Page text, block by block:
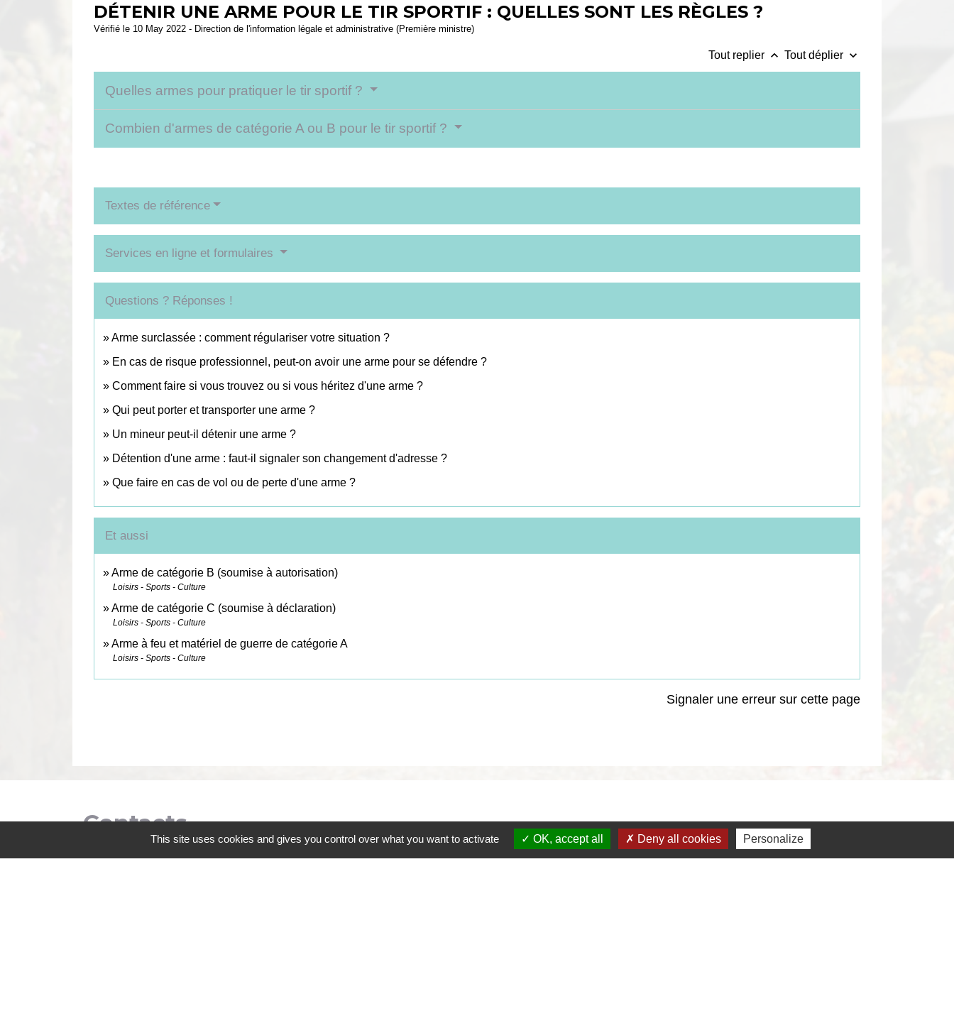
DÉTENIR UNE ARME POUR LE TIR SPORTIF : QUELLES SONT LES RÈGLES ?
Vérifié le 10 May 2022 - Direction de l'information légale et administrative (Première ministre)
Tout replier keyboard_arrow_up Tout déplier keyboard_arrow_down
Quelles armes pour pratiquer le tir sportif ?
Combien d'armes de catégorie A ou B pour le tir sportif ?
Textes de référence
Services en ligne et formulaires
Questions ? Réponses !
Arme surclassée : comment régulariser votre situation ?
En cas de risque professionnel, peut-on avoir une arme pour se défendre ?
Comment faire si vous trouvez ou si vous héritez d'une arme ?
Qui peut porter et transporter une arme ?
Un mineur peut-il détenir une arme ?
Détention d'une arme : faut-il signaler son changement d'adresse ?
Que faire en cas de vol ou de perte d'une arme ?
Et aussi
Arme de catégorie B (soumise à autorisation)
Loisirs - Sports - Culture
Arme de catégorie C (soumise à déclaration)
Loisirs - Sports - Culture
Arme à feu et matériel de guerre de catégorie A
Loisirs - Sports - Culture
Signaler une erreur sur cette page
Contacts
This site uses cookies and gives you control over what you want to activate OK, accept all Deny all cookies Personalize